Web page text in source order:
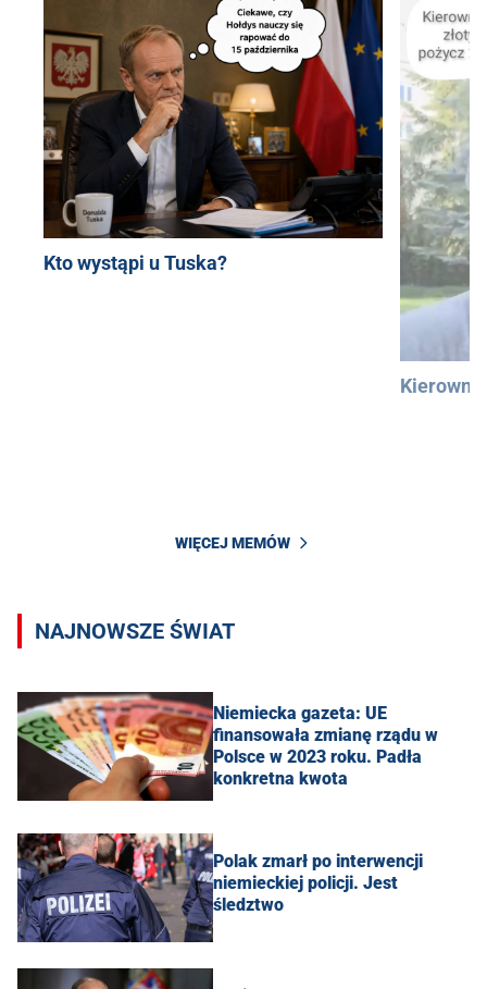
Kto wystąpi u Tuska?
WIĘCEJ MEMÓW
NAJNOWSZE ŚWIAT
Niemiecka gazeta: UE
finansowała zmianę rządu w
Polsce w 2023 roku. Padła
konkretna kwota
Polak zmarł po interwencji
niemieckiej policji. Jest
śledztwo